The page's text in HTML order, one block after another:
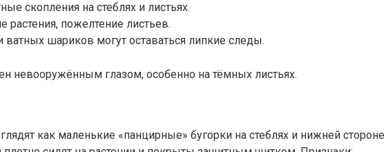
скопления на стеблях и листьях.
растения, пожелтение листьев.
ватных шариков могут оставаться липкие следы.
невооружённым глазом, особенно на тёмных листьях.
как маленькие «панцирные» бугорки на стеблях и нижней стороне